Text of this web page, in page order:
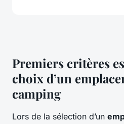
Premiers critères
choix d’un
camping
Lors de la sélection d’un